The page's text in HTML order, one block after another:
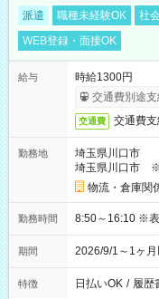
派遣 職種未経験OK 社
WEB登録・面接OK
給与
時給1300円
交通費別途支
交通費 交通費支
勤務地
埼玉県川口市
埼玉県川口市 ※
物流・倉庫関
勤務時間 8:50
期間 2026/9/1～1ヶ
特徴 日払いOK / 履歴